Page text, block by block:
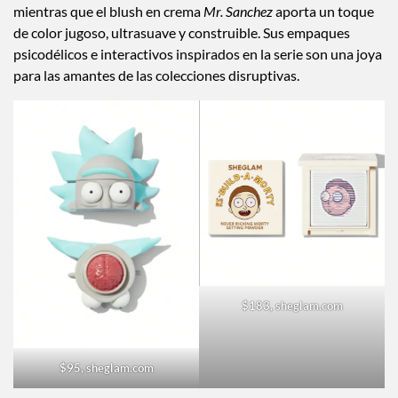
mientras que el blush en crema Mr. Sanchezaporta un toque
de color jugoso, ultrasuave y construible. Sus empaques
psicodélicos e interactivos inspirados en la serie son una joya
para las amantes de las colecciones disruptivas.
$95, sheglam.com
$183, sheglam.com